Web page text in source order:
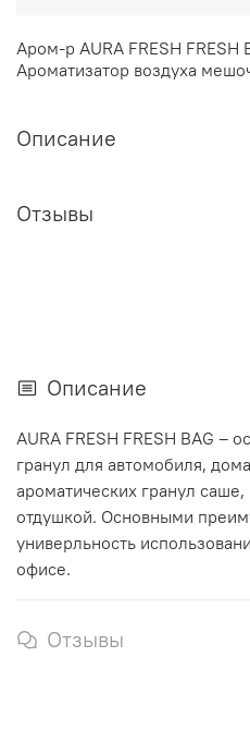
Аром-р AURA FRESH FRESH
Ароматизатор воздуха
Описание
Отзывы
Описание
AURA FRESH FRESH BAG –
гранул для автомобиля,
ароматических гранул
отдушкой. Основными
универльность
офисе.
Отзывы